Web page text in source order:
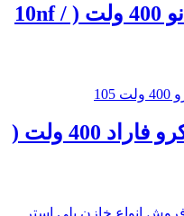
خازن پلی استر 10 نانو 400 ولت ( 10nf /
خازن پلی استر 1 میکرو فاراد 400 ولت (